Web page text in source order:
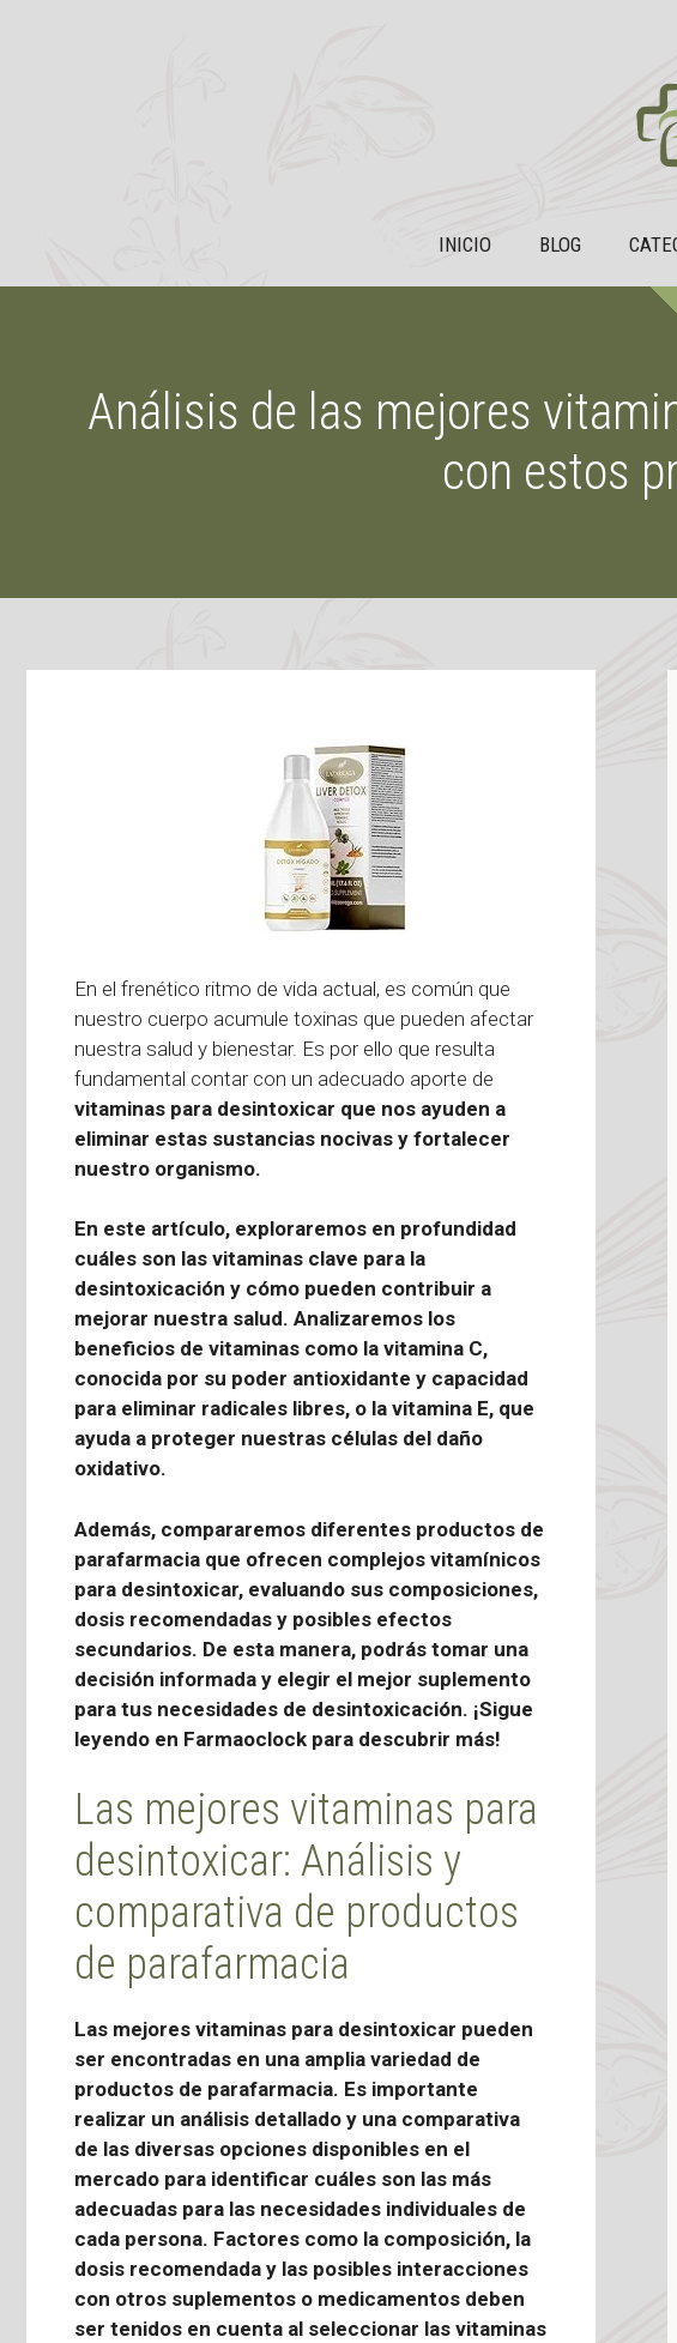
INICIO BLOG
Análisis de las mejores
con estos
En el frenético ritmo de vida actual, es común que
nuestro cuerpo acumule toxinas que pueden afectar
nuestra salud y bienestar. Es por ello que resulta
fundamental contar con un adecuado aporte de
vitaminas para desintoxicar que nos ayuden a
eliminar estas sustancias nocivas y fortalecer
nuestro organismo.
En este artículo, exploraremos en profundidad
cuáles son las vitaminas clave para la
desintoxicación y cómo pueden contribuir a
mejorar nuestra salud. Analizaremos los
beneficios de vitaminas como la vitamina C,
conocida por su poder antioxidante y capacidad
para eliminar radicales libres, o la vitamina E, que
ayuda a proteger nuestras células del daño
oxidativo.
Además, compararemos diferentes productos de
parafarmacia que ofrecen complejos vitamínicos
para desintoxicar, evaluando sus composiciones,
dosis recomendadas y posibles efectos
secundarios. De esta manera, podrás tomar una
decisión informada y elegir el mejor suplemento
para tus necesidades de desintoxicación. ¡Sigue
leyendo en Farmaoclock para descubrir más!
Las mejores vitaminas para
desintoxicar: Análisis y
comparativa de productos
de parafarmacia
Las mejores vitaminas para desintoxicar pueden
ser encontradas en una amplia variedad de
productos de parafarmacia. Es importante
realizar un análisis detallado y una comparativa
de las diversas opciones disponibles en el
mercado para identificar cuáles son las más
adecuadas para las necesidades individuales de
cada persona. Factores como la composición, la
dosis recomendada y las posibles interacciones
con otros suplementos o medicamentos deben
ser tenidos en cuenta al seleccionar las vitaminas